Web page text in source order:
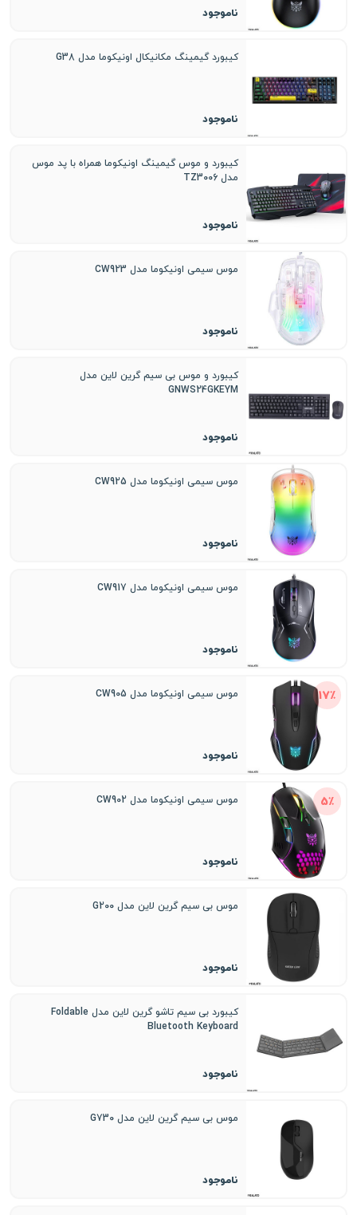
ناموجود
کیبورد گیمینگ مکانیکال اونیکوما مدل G38
ناموجود
کیبورد و موس گیمینگ اونیکوما همراه با پد موس
مدل TZ3006
ناموجود
موس سیمی اونیکوما مدل CW923
ناموجود
کیبورد و موس بی سیم گرین لاین مدل
GNWS24GKEYM
ناموجود
موس سیمی اونیکوما مدل CW925
ناموجود
موس سیمی اونیکوما مدل CW917
ناموجود
17٪ موس سیمی اونیکوما مدل CW905
ناموجود
5٪ موس سیمی اونیکوما مدل CW902
ناموجود
موس بی سیم گرین لاین مدل G200
ناموجود
کیبورد بی سیم تاشو گرین لاین مدل Foldable
Bluetooth Keyboard
ناموجود
موس بی سیم گرین لاین مدل G730
ناموجود